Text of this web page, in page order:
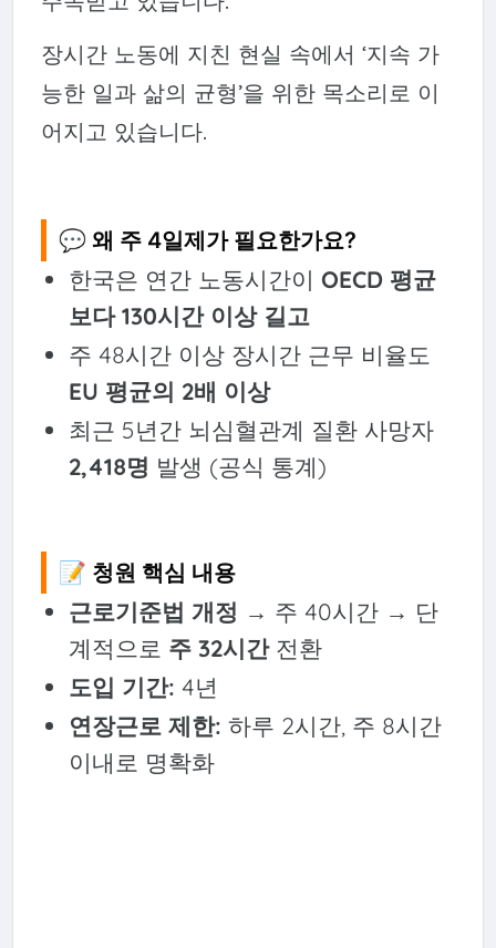
장시간 노동에 지친 현실 속에서 ‘지속 가
능한 일과 삶의 균형’을 위한 목소리로 이
어지고 있습니다.
💬 왜 주 4일제가 필요한가요?
한국은 연간 노동시간이 OECD 평균
보다 130시간 이상 길고
주 48시간 이상 장시간 근무 비율도
EU 평균의 2배 이상
최근 5년간 뇌심혈관계 질환 사망자
2,418명 발생 (공식 통계)
📝 청원 핵심 내용
근로기준법 개정 → 주 40시간 → 단
계적으로 주 32시간전환
도입 기간: 4년
연장근로 제한: 하루 2시간, 주 8시간
이내로 명확화